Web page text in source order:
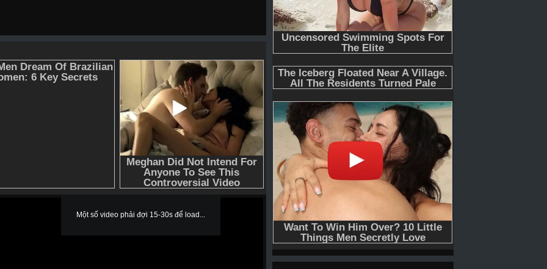
Một số video phải đợi 15-30s để load...